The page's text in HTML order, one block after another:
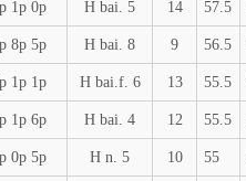
1p 0p H bai. 5 14 57.5
8p 5p H bai. 8 9 56.5
1p 1p H bai.f. 6 13 55.5
1p 6p H bai. 4 12 55.5
0p 5p H n. 5 10 55